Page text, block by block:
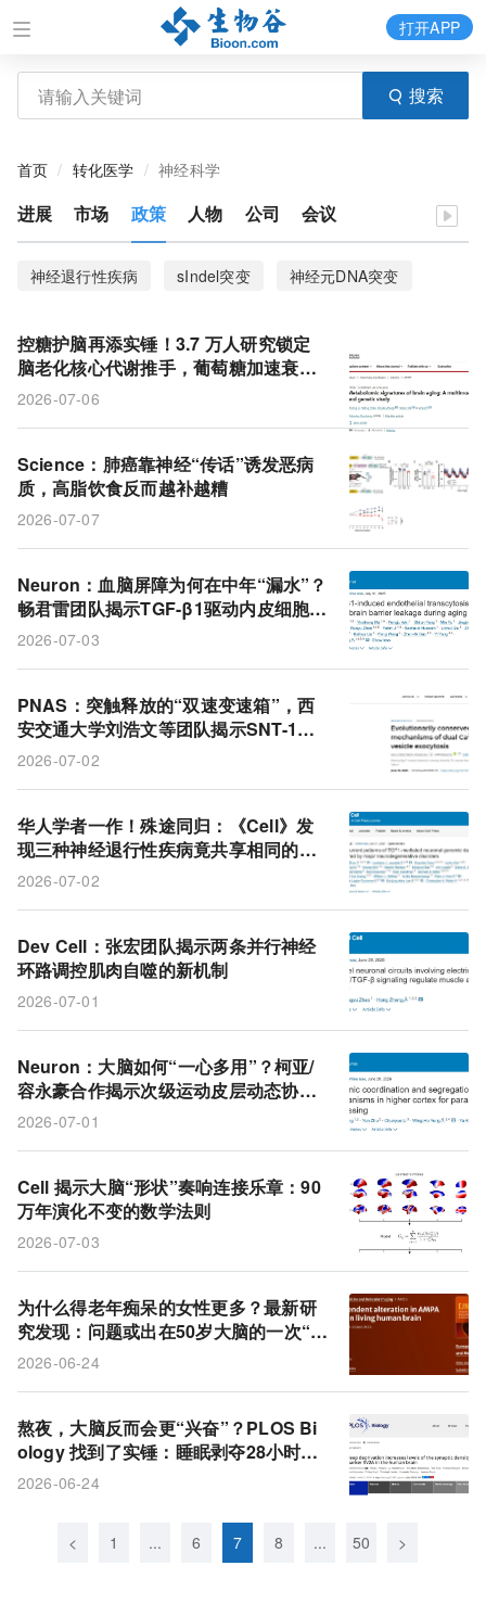
搜索
打开APP
首页 转化医学 神经科学
进展 市场 政策 人物 公司 会议
神经退行性疾病 sIndel突变
神经元DNA突变
次级运动皮层（M2）
皮层回路
突触传递机制
神经递质通过突触小泡
大脑
转化生长因子-β1
双Ca²⁺传感器调控
血脑屏障(BBB) 老化
控糖护脑再添实锤！3.7 万人研究锁定
脑老化核心代谢推手，葡萄糖加速衰老
获遗传学因果证据
2026-07-06
Science：肺癌靠神经“传话”诱发恶病
质，高脂饮食反而越补越糟
2026-07-07
Neuron：血脑屏障为何在中年“漏水”？
畅君雷团队揭示TGF-β1驱动内皮细胞转
胞吞作用增强是核心机制
2026-07-03
PNAS：突触释放的“双速变速箱”，西
安交通大学刘浩文等团队揭示SNT-1和S
NT-3如何用不同的分子接口分别控制快
2026-07-02
华人学者一作！殊途同归：《Cell》发
现三种神经退行性疾病竟共享相同的DN
A损伤机制
2026-07-02
Dev Cell：张宏团队揭示两条并行神经
环路调控肌肉自噬的新机制
2026-07-01
Neuron：大脑如何“一心多用”？柯亚/
容永豪合作揭示次级运动皮层动态协调
与分离机制
2026-07-01
Cell 揭示大脑“形状”奏响连接乐章：90
万年演化不变的数学法则
2026-07-03
为什么得老年痴呆的女性更多？最新研
究发现：问题或出在50岁大脑的一次“异
常反弹”
2026-06-24
熬夜，大脑反而会更“兴奋”？PLOS Bi
ology 找到了实锤：睡眠剥夺28小时，
突触蛋白SV2A显著增加
2026-06-24
< 1 ... 6 7 8 ... 50 >